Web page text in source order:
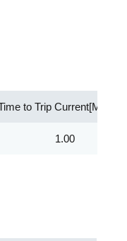
to Trip Current[Max] (A)
1.00